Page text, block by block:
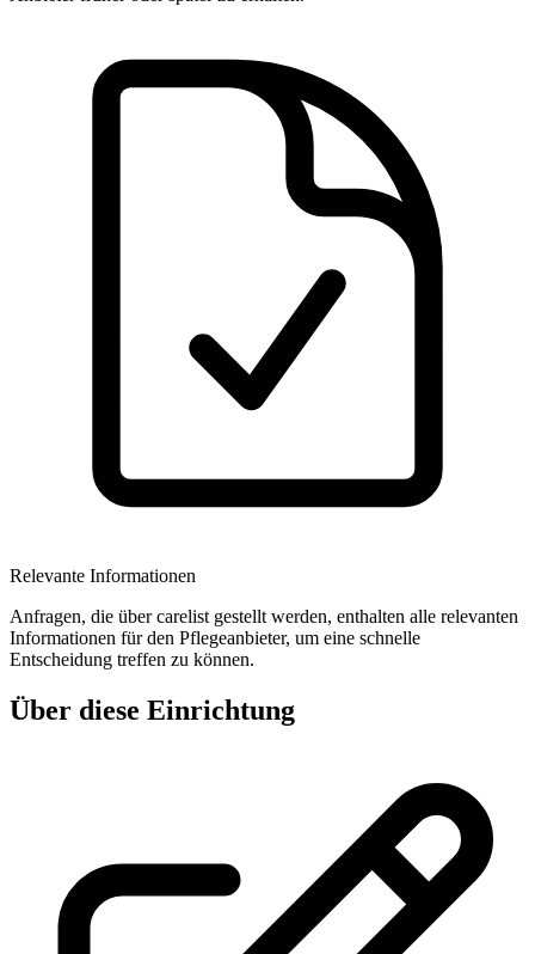
Relevante Informationen
Anfragen, die über carelist gestellt werden, enthalten alle relevanten
Informationen für den Pflegeanbieter, um eine schnelle
Entscheidung treffen zu können.
Über diese Einrichtung